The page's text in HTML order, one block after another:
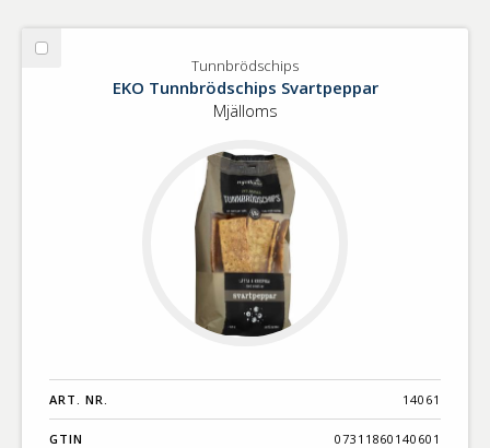
Välj
Tunnbrödschips
EKO Tunnbrödschips Svartpeppar
Mjälloms
ART. NR. 14061
GTIN 07311860140601